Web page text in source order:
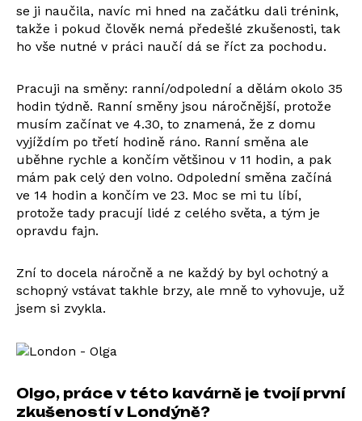
se ji naučila, navíc mi hned na začátku dali trénink,
takže i pokud člověk nemá předešlé zkušenosti, tak
ho vše nutné v práci naučí dá se říct za pochodu.
Pracuji na směny: ranní/odpolední a dělám okolo 35
hodin týdně. Ranní směny jsou náročnější, protože
musím začínat ve 4.30, to znamená, že z domu
vyjíždím po třetí hodině ráno. Ranní směna ale
uběhne rychle a končím většinou v 11 hodin, a pak
mám pak celý den volno. Odpolední směna začíná
ve 14 hodin a končím ve 23. Moc se mi tu líbí,
protože tady pracují lidé z celého světa, a tým je
opravdu fajn.
Zní to docela náročně a ne každý by byl ochotný a
schopný vstávat takhle brzy, ale mně to vyhovuje, už
jsem si zvykla.
Olgo, práce v této kavárně je tvojí první
zkušeností v Londýně?